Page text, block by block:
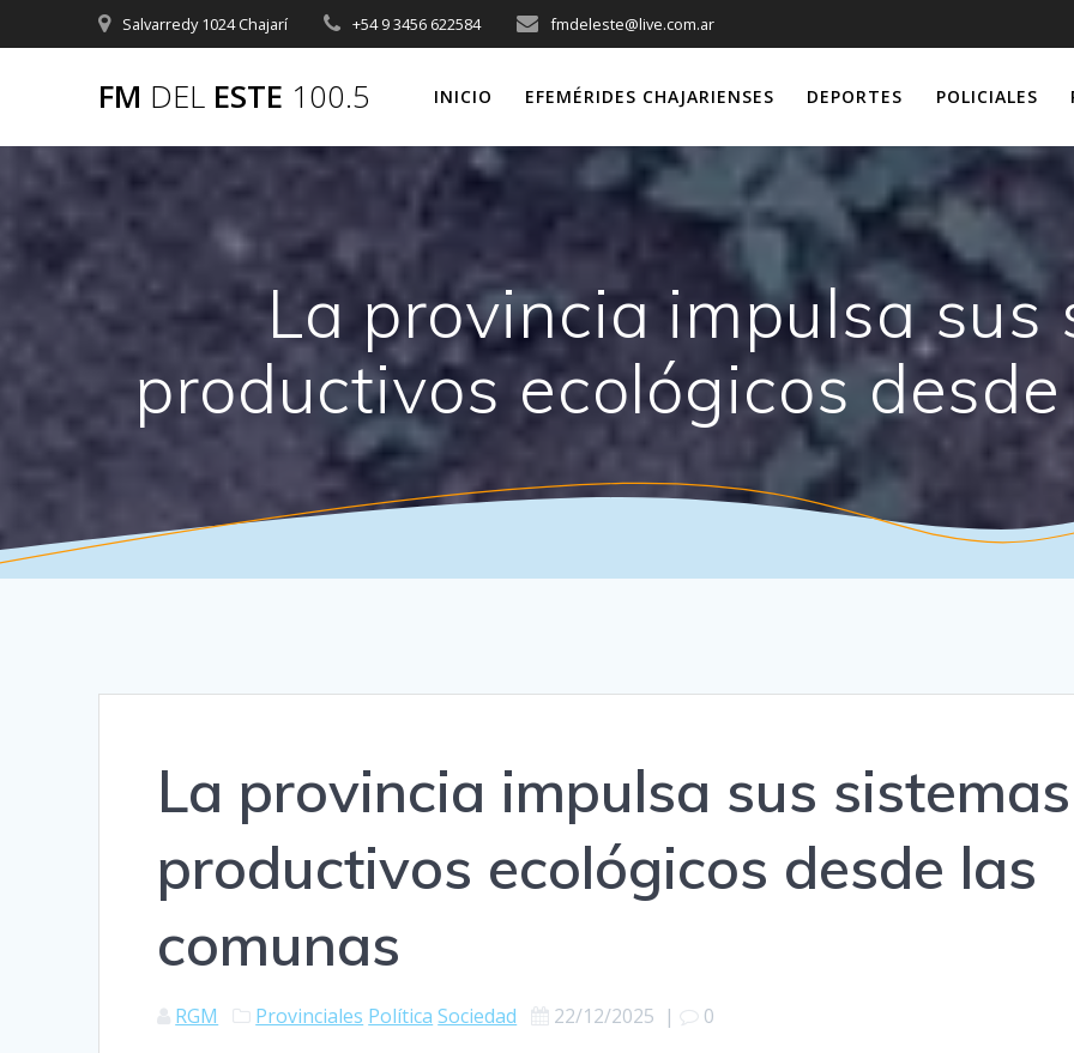
al
Salvarredy 1024 Chajarí +54 9 3456 622584 fmdeleste@live.com.ar
FM DEL ESTE 100.5 INICIO EFEMÉRIDES CHAJARIENSES DEPORTES POLICIALES
La provincia impulsa sus
productivos ecológicos
La provincia impulsa sus sistemas
productivos ecológicos desde las
comunas
RGM Provinciales Política Sociedad 22/12/2025 | 0